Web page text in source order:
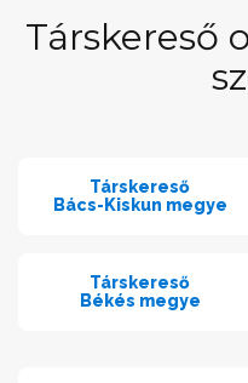
Társkereső
Társkereső
Bács-Kiskun megye
Társkereső
Békés megye